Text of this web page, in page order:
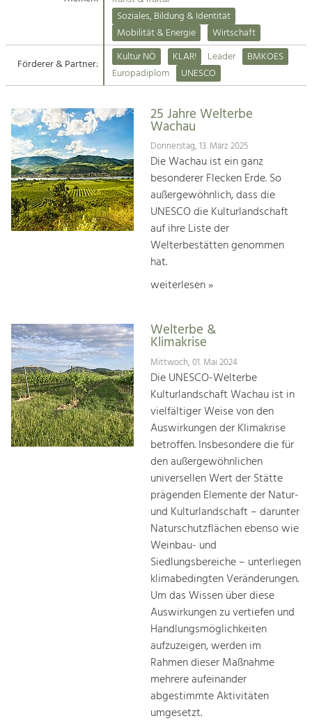
Suche
Impressum
Kontakt
Angebotsentwicklung und
Handwerk, Wissenschaft und Forschung.
Soziales, Bildung &
Identität
Gleichberechtigung, Jugend und
Integration
Mobilität & Energie
Klimawandel, öffentlicher Verkehr und
Steigerung regionaler Wertschöpfung
Soziales, Bildung & Identität
Mobilität & Energie
Wirtschaft
Förderer & Partner:
Kultur NÖ KLAR! Leader
BMKOES
Europadiplom
UNESCO
25 Jahre Welterbe
Wachau
Donnerstag, 13. März 2025
Die Wachau ist ein ganz
besonderer Flecken Erde. So
außergewöhnlich, dass die
UNESCO die Kulturlandschaft
auf ihre Liste der
Welterbestätten genommen
hat.
weiterlesen »
Welterbe &
Klimakrise
Mittwoch, 01. Mai 2024
Die UNESCO-Welterbe
Kulturlandschaft Wachau ist in
vielfältiger Weise von den
Auswirkungen der Klimakrise
betroffen. Insbesondere die für
den außergewöhnlichen
universellen Wert der Stätte
prägenden Elemente der Natur-
und Kulturlandschaft – darunter
Naturschutzflächen ebenso wie
Weinbau- und
Siedlungsbereiche – unterliegen
klimabedingten Veränderungen.
Um das Wissen über diese
Auswirkungen zu vertiefen und
Handlungsmöglichkeiten
aufzuzeigen, werden im
Rahmen dieser Maßnahme
mehrere aufeinander
abgestimmte Aktivitäten
umgesetzt.